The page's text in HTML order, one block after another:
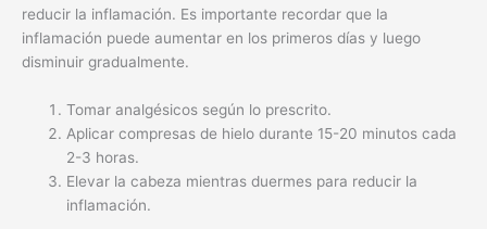
reducir la inflamación. Es importante recordar que la
inflamación puede aumentar en los primeros días y luego
disminuir gradualmente.
Tomar analgésicos según lo prescrito.
Aplicar compresas de hielo durante 15-20 minutos cada
2-3 horas.
Elevar la cabeza mientras duermes para reducir la
inflamación.